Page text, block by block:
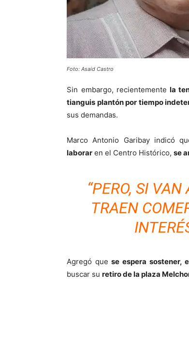
Foto: Asaid Castro
Sin embargo, recientemente la
tianguis plantón por tiempo
sus demandas.
Marco Antonio Garibay indicó
laborar en el Centro Histórico, se
“PERO, SI
TRAEN
Agregó que se espera sostener,
buscar su retiro de la plaza